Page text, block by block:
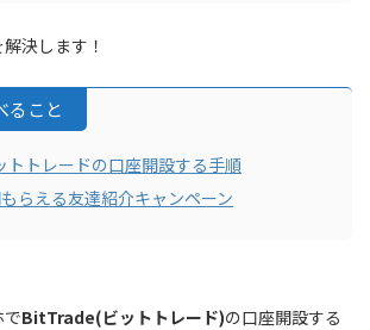
決します！
ること
トトレードの口座開設する手順
らえる友達紹介キャンペーン
BitTrade(ビットトレード)の口座開設する